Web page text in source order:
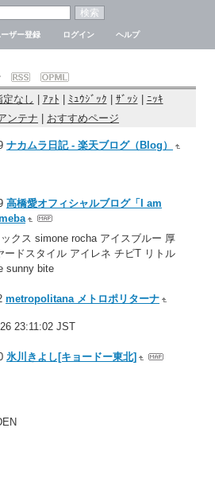
ーザー登録 ログイン ヘルプ
定なし | ｱｧﾄ | ﾐｭｳｼﾞｯｸ | ｻﾞｯｼ | ﾆｯｷ
ンテナ
おすすめページ
ナカムラ日記 - 楽天ブログ（Blog）
高橋愛オフィシャルブログ「I am
クス simone rocha アイスブルー 厚
ードスタイル アイレネ チビT リトル
sunny bite
metropolitana メトロポリターナ
23:11:02 JST
氷川きよし[キョードー東北]